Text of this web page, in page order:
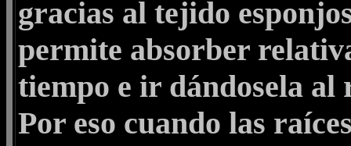
gracias al tejido
permite absorber
tiempo e ir dándosela al
Por eso cuando las